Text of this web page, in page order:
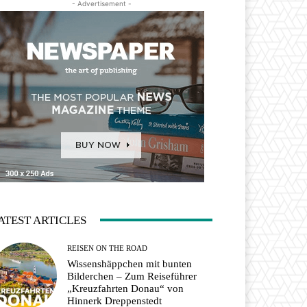
- Advertisement -
ARTICLES
REISEN ON THE ROAD
Wissenshäppchen mit bunten
Bilderchen – Zum Reiseführer
„Kreuzfahrten Donau“ von
Hinnerk Dreppenstedt